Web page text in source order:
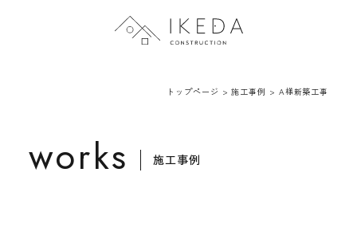
トップページ
会社案内
トップページ >施工事例 > A様新築工事
works 施工事例